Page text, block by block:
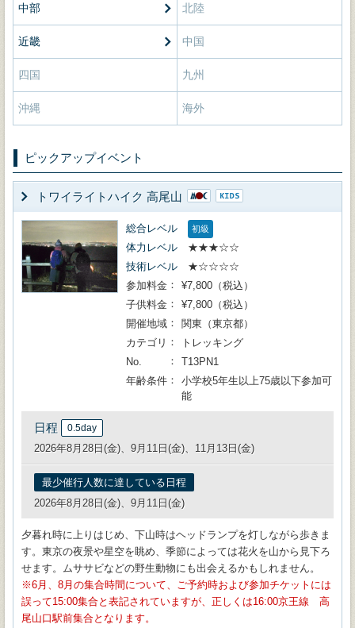
中部 北陸
近畿 中国
四国 九州
沖縄 海外
ピックアップイベント
トワイライトハイク 高尾山
総合レベル 初級
体力レベル
★★★☆☆
技術レベル
★☆☆☆☆
参加料金
¥7,800（税込）
子供料金
¥7,800（税込）
開催地域
関東（東京都）
カテゴリ
トレッキング
No.
T13PN1
年齢条件
小学校5年生以上75歳以下参加可
能
日程 0.5day
2026年8月28日(金)、9月11日(金)、11月13日(金)
最少催行人数に達している日程
2026年8月28日(金)、9月11日(金)
夕暮れ時に上りはじめ、下山時はヘッドランプを灯しながら歩きま
す。東京の夜景や星空を眺め、季節によっては花火を山から見下ろ
せます。ムササビなどの野生動物にも出会えるかもしれません。
6月、8月の集合時間について、ご予約時および参加チケットには
誤って15:00集合と表記されていますが、正しくは16:00京王線 高
尾山口駅前集合となります。